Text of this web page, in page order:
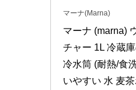
マーナ(Marna)
マーナ (marna)
チャー 1L 冷蔵
冷水筒 (耐熱/食
いやすい 水 麦